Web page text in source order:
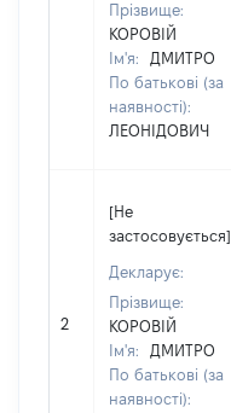
Прізвище:
КОРОВІЙ
Ім'я:
ДМИТРО
По батькові (за
наявності):
ЛЕОНІДОВИЧ
2
[Не
застосовується]
Декларує:
Прізвище:
КОРОВІЙ
Ім'я:
ДМИТРО
По батькові (за
наявності):